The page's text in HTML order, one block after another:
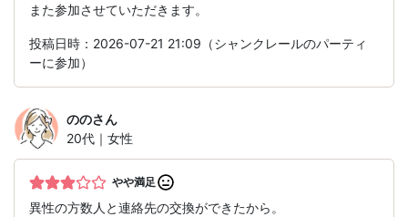
また参加させていただきます。
投稿日時：2026-07-21 21:09（シャンクレールのパーティ
ーに参加）
ののさん
20代｜女性
やや満足
異性の方数人と連絡先の交換ができたから。